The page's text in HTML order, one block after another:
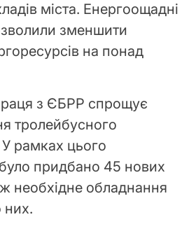
міста. Енергоощадні
зменшити
на понад
з ЄБРР спрощує
тролейбусного
У рамках цього
було придбано 45 нових
необхідне обладнання
них.